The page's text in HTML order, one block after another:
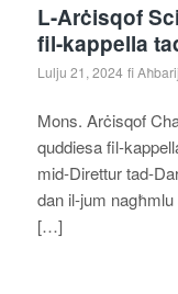
L-Arċisqof
fil-kappella
Lulju 21, 2024 fi
Mons. Arċisqof
quddiesa
mid‑Direttur
dan il‑jum
[…]